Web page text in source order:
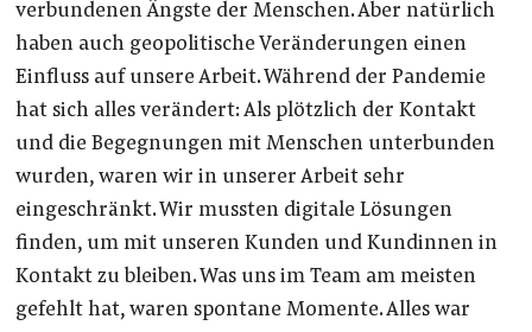
verbundenen Ängste der Menschen. Aber natürlich
haben auch geopolitische Veränderungen einen
Einfluss auf unsere Arbeit. Während der Pandemie
hat sich alles verändert: Als plötzlich der Kontakt
und die Begegnungen mit Menschen unterbunden
wurden, waren wir in unserer Arbeit sehr
eingeschränkt. Wir mussten digitale Lösungen
finden, um mit unseren Kunden und Kundinnen in
Kontakt zu bleiben. Was uns im Team am meisten
gefehlt hat, waren spontane Momente. Alles war